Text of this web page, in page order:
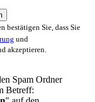
bestätigen Sie, dass Sie
und
akzeptieren.
Spam Ordner
Betreff: